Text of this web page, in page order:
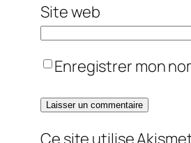
Site web
Enregistrer mon